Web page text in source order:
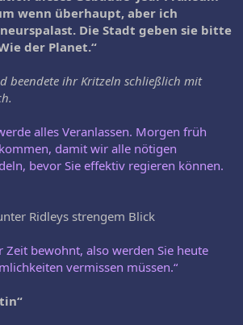
wenn überhaupt, aber ich
Die Stadt geben sie bitte
der Planet.“
beendete ihr Kritzeln schließlich mit
alles Veranlassen. Morgen früh
damit wir alle nötigen
bevor Sie effektiv regieren können.
Ridleys strengem Blick
Zeit bewohnt, also werden Sie heute
vermissen müssen.“